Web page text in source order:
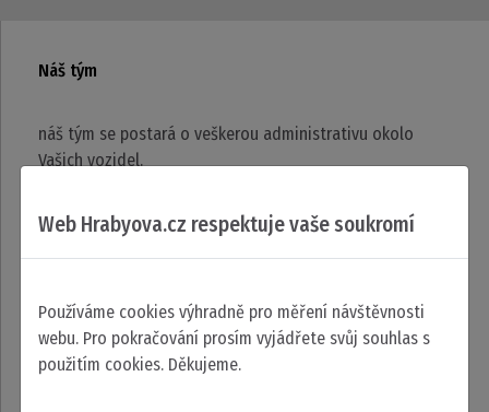
Náš tým
náš tým se postará o veškerou administrativu okolo
Vašich vozidel.
Renata Hrabýová
registrace vozidel
Petra Mašková
Web Hrabyova.cz respektuje vaše soukromí
Používáme cookies výhradně pro měření návštěvnosti
webu. Pro pokračování prosím vyjádřete svůj souhlas s
použitím cookies. Děkujeme.